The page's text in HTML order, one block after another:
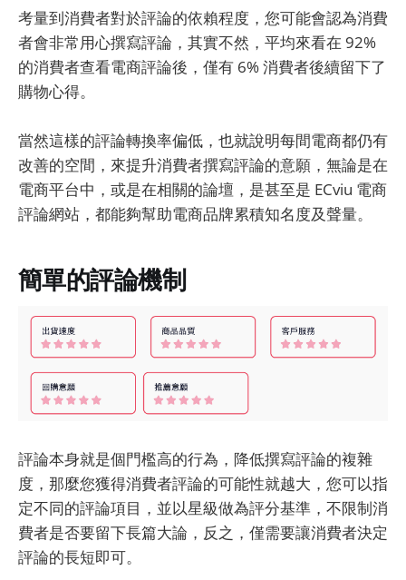
考量到消費者對於評論的依賴程度，您可能會認為消費
者會非常用心撰寫評論，其實不然，平均來看在 92%
的消費者查看電商評論後，僅有 6% 消費者後續留下了
購物心得。
當然這樣的評論轉換率偏低，也就說明每間電商都仍有
改善的空間，來提升消費者撰寫評論的意願，無論是在
電商平台中，或是在相關的論壇，是甚至是 ECviu 電商
評論網站，都能夠幫助電商品牌累積知名度及聲量。
簡單的評論機制
評論本身就是個門檻高的行為，降低撰寫評論的複雜
度，那麼您獲得消費者評論的可能性就越大，您可以指
定不同的評論項目，並以星級做為評分基準，不限制消
費者是否要留下長篇大論，反之，僅需要讓消費者決定
評論的長短即可。